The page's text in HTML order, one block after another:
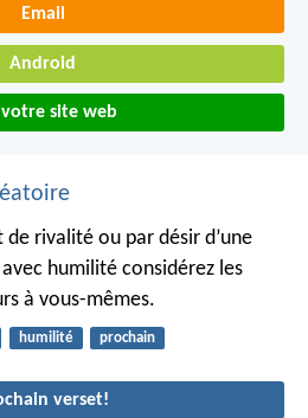
Email
Android
site web
rivalité ou par désir d’une
humilité considérez les
à vous-mêmes.
humilité prochain
verset!